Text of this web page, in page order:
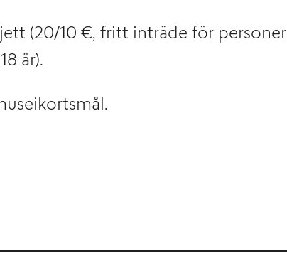
(20/10 €, fritt inträde för personer
år).